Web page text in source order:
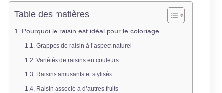
Table des matières
Pourquoi le raisin est idéal pour le coloriage
Grappes de raisin à l’aspect naturel
Variétés de raisins en couleurs
Raisins amusants et stylisés
Raisin associé à d’autres fruits